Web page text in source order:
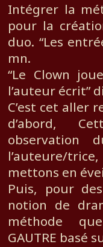
Intégrer la
pour la
duo. “Les
mn.
“Le Clown
l’auteur écrit”
C’est cet aller
d’abord,
observation
l’auteure/
mettons en
Puis, pour
notion de
méthode
GAUTRE basé